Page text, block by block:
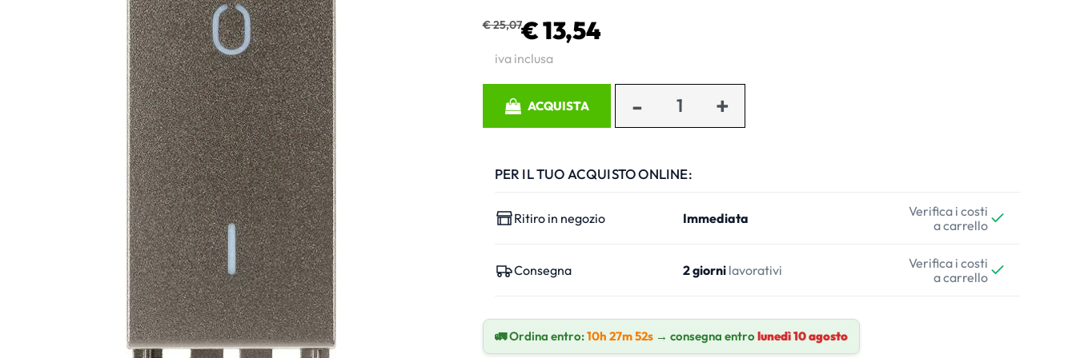
€ 25,07€ 13,54
iva inclusa
ACQUISTA
PER IL TUO ACQUISTO ONLINE:
Ritiro in negozio Immediata
Verifica i costi
a carrello
Consegna 2 giornilavorativi
Verifica i costi
a carrello
🚛 Ordina entro:10h 27m 51s→ consegna entrolunedì 10 agosto